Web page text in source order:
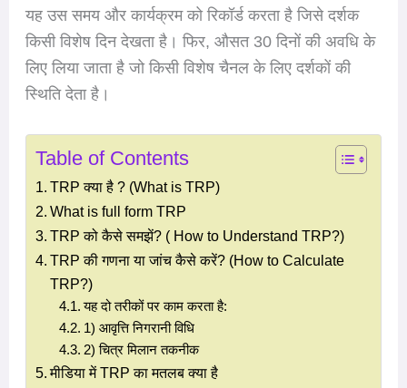
यह उस समय और कार्यक्रम को रिकॉर्ड करता है जिसे दर्शक
किसी विशेष दिन देखता है। फिर, औसत 30 दिनों की अवधि के
लिए लिया जाता है जो किसी विशेष चैनल के लिए दर्शकों की
स्थिति देता है।
Table of Contents
TRP क्या है ? (What is TRP)
What is full form TRP
TRP को कैसे समझें? ( How to Understand TRP?)
TRP की गणना या जांच कैसे करें? (How to Calculate
TRP?)
यह दो तरीकों पर काम करता है:
1) आवृत्ति निगरानी विधि
2) चित्र मिलान तकनीक
मीडिया में TRP का मतलब क्या है